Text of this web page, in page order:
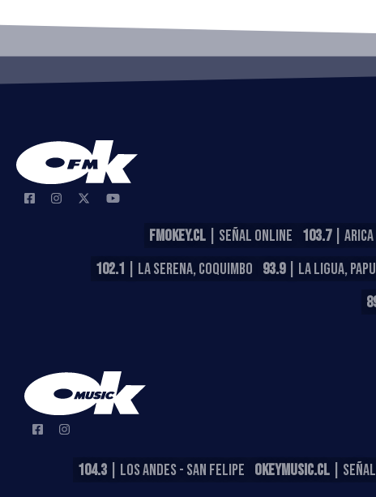
FMOKEY.CL | SEÑAL ONLINE 103.7| ARICA
102.1 | LA SERENA, COQUIMBO 93.9| LA LIGUA,
104.3 | LOS ANDES - SAN FELIPE OKEYMUSIC.CL |